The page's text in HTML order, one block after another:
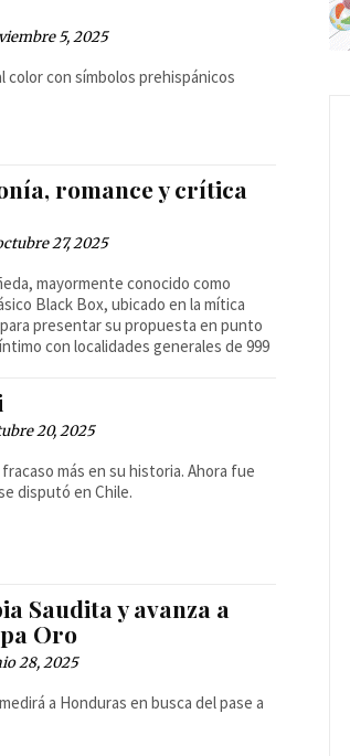
5, 2025
color con símbolos prehispánicos
romance y crítica
27, 2025
mayormente conocido como
Black Box, ubicado en la mítica
presentar su propuesta en punto
con localidades generales de 999
20, 2025
más en su historia. Ahora fue
disputó en Chile.
Saudita y avanza a
Oro
28, 2025
a Honduras en busca del pase a